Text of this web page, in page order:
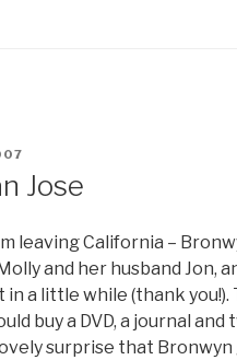
Jose
leaving California –
and her husband Jon,
a little while (thank
buy a DVD, a journal
surprise that